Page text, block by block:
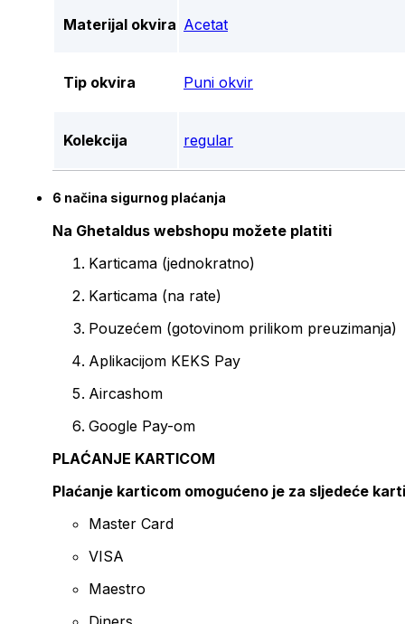
Materijal okvira Acetat
Tip okvira Puni okvir
Kolekcija regular
6 načina sigurnog plaćanja
Na Ghetaldus webshopu možete platiti
Karticama (jednokratno)
Karticama (na rate)
Pouzećem (gotovinom prilikom preuzimanja)
Aplikacijom KEKS Pay
Aircashom
Google Pay-om
PLAĆANJE KARTICOM
Plaćanje karticom omogućeno je za sljedeće
Master Card
VISA
Maestro